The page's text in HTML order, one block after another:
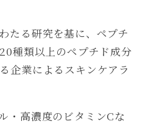
たる研究を基に、ペプチ
種類以上のペプチド成分
企業によるスキンケアラ
・高濃度のビタミンCな